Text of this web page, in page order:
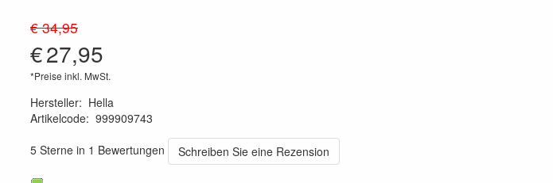
€ 34,95
€27,95
*Preise inkl. MwSt.
Hersteller: Hella
Artikelcode: 999909743
5 Sterne in 1 Bewertungen
Schreiben Sie eine Rezension